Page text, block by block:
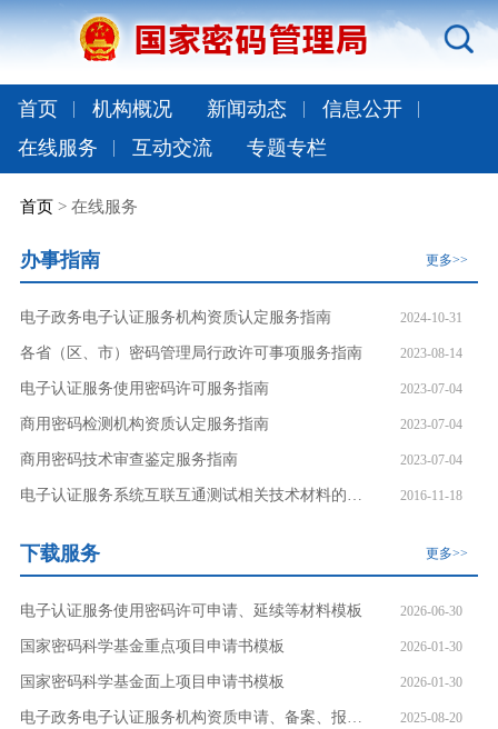
首页 机构概况 新闻动态
信息公开
在线服务
互动交流 专题专栏
首页> 在线服务
办事指南 更多>>
2024-10-31
电子政务电子认证服务机构资质认定服务指南
2023-08-14
各省（区、市）密码管理局行政许可事项服务指南
2023-07-04
电子认证服务使用密码许可服务指南
2023-07-04
商用密码检测机构资质认定服务指南
2023-07-04
商用密码技术审查鉴定服务指南
2016-11-18
电子认证服务系统互联互通测试相关技术材料的明细
下载服务 更多>>
2026-06-30
电子认证服务使用密码许可申请、延续等材料模板
2026-01-30
国家密码科学基金重点项目申请书模板
2026-01-30
国家密码科学基金面上项目申请书模板
2025-08-20
电子政务电子认证服务机构资质申请、备案、报告等材料模板